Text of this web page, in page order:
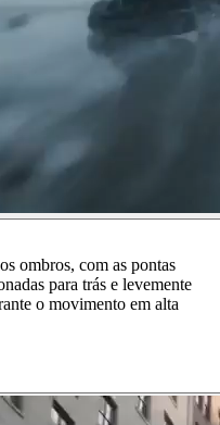
ombros, com as pontas
para trás e levemente
o movimento em alta